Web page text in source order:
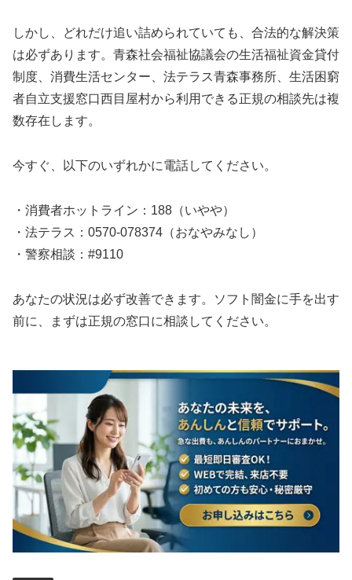
しかし、どれだけ追い詰められていても、合法的な解決策
は必ずあります。青森社会福祉協議会の生活福祉資金貸付
制度、消費生活センター、法テラス青森事務所、生活困窮
者自立支援窓口西目屋村から利用できる正規の相談先は複
数存在します。
今すぐ、以下のいずれかに電話してください。
・消費者ホットライン：188（いやや）
・法テラス：0570-078374（おなやみなし）
・警察相談：#9110
あなたの状況は必ず改善できます。ソフト闇金に手を出す
前に、まずは正規の窓口に相談してください。